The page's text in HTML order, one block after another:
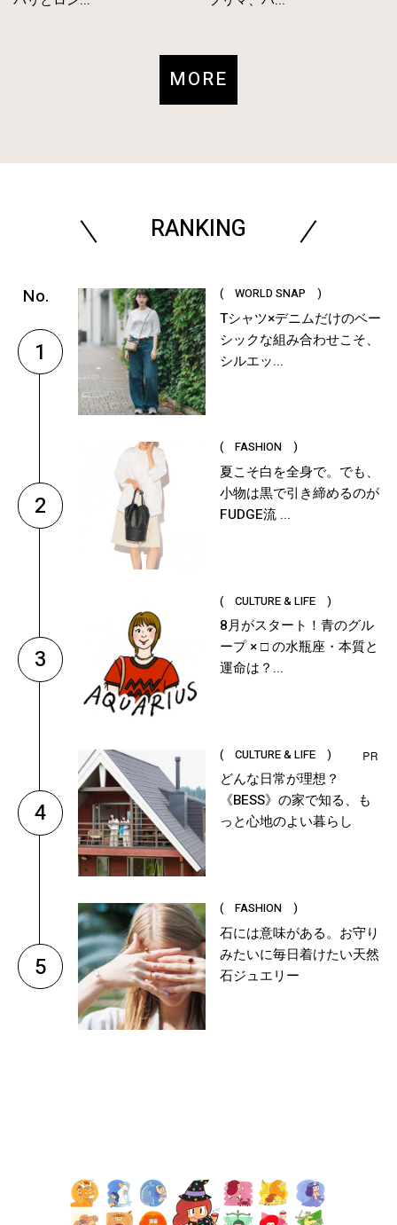
MORE
RANKING
1
( WORLD SNAP )
Tシャツ×デニムだけのベー
シックな組み合わせこそ、
シルエッ...
2
( FASHION )
夏こそ白を全身で。でも、
小物は黒で引き締めるのが
FUDGE流 ...
3
( CULTURE & LIFE )
8月がスタート！青のグル
ープ × □ の水瓶座・本質と
運命は？...
4
( CULTURE & LIFE )
どんな日常が理想？
《BESS》の家で知る、も
っと心地のよい暮らし
5
( FASHION )
石には意味がある。お守り
みたいに毎日着けたい天然
石ジュエリー